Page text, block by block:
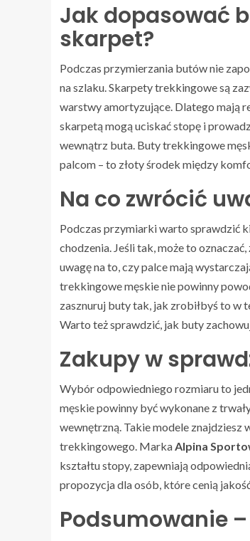
Jak dopasować
skarpet?
Podczas przymierzania butów nie
na szlaku. Skarpety trekkingowe są
warstwy amortyzujące. Dlatego mają
skarpetą mogą uciskać stopę i
wewnątrz buta. Buty trekkingowe
palcom – to złoty środek między
Na co zwrócić
Podczas przymiarki warto sprawdzić
chodzenia. Jeśli tak, może to
uwagę na to, czy palce mają
trekkingowe męskie nie powinny
zasznuruj buty tak, jak zrobiłbyś to w
Warto też sprawdzić, jak buty
Zakupy w
Wybór odpowiedniego rozmiaru to
męskie powinny być wykonane z
wewnętrzną. Takie modele znajdziesz
trekkingowego. MarkaAlpina
kształtu stopy, zapewniają
propozycja dla osób, które cenią
Podsumowanie